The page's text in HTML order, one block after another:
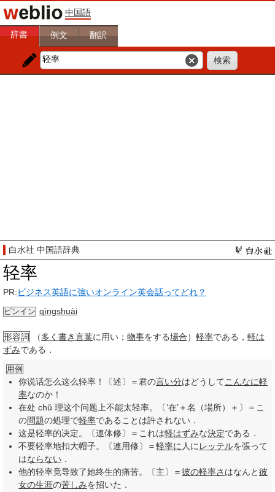
中国語
辞書 例文 翻訳
白水社 中国語辞典
轻率
PR:ビジネス英語に強いオンライン英会話ってどれ？
ピンイン qīngshuài
形容詞 （多く 書き言葉に用い； 物事をする場合） 軽率である， 軽は
ずみである．
用例
你说话怎么这么轻率！〔述〕＝君の言い分はどうして こんなに軽
率なのか！
在处 chǔ 理这个问题上不能太轻率。〔‘在’＋名（場所）＋〕＝こ
の問題の処理で軽率であることは許されない．
这是轻率的决定。〔連体修〕＝これは軽はずみな決定である．
不要轻率地扣大帽子。〔連用修〕＝軽率に 人に レッテルを張って
はならない ．
他的轻率竟导致了她终生的痛苦。〔主〕＝彼の軽率さ はなんと彼
女の生涯の苦しみを招いた．